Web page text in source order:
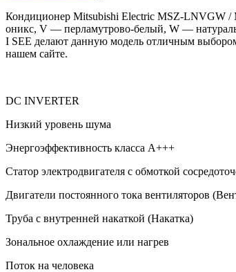
Кондиционер Mitsubishi Electric MSZ-LNVGW /
оникс, V — перламутрово-белый, W —
I SEE делают данную модель отличным
нашем сайте.
DC INVERTER
Низкий уровень шума
Энергоэффективность класса А+++
Статор электродвигателя с обмоткой
Двигатели постоянного тока вентиляторов
Труба с внутренней накаткой (Накатка)
Зональное охлаждение или нагрев
Поток на человека